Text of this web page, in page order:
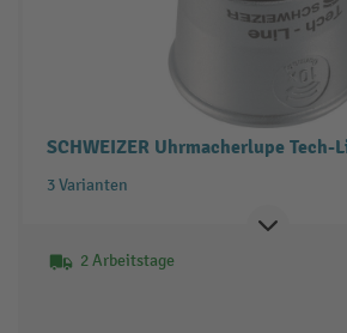
SCHWEIZER Uhrmacherlupe Tech-
3 Varianten
2 Arbeitstage